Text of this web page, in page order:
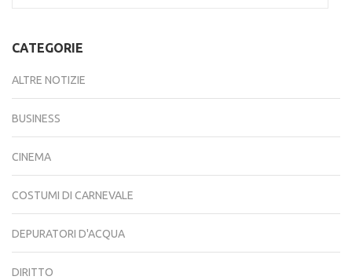
CATEGORIE
ALTRE NOTIZIE
BUSINESS
CINEMA
COSTUMI DI CARNEVALE
DEPURATORI D'ACQUA
DIRITTO